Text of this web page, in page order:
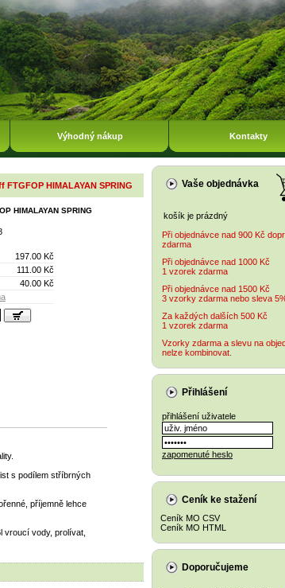
Výhodný nákup Kontakty
FTGFOP HIMALAYAN SPRING
HIMALAYAN SPRING
197.00 Kč
111.00 Kč
40.00 Kč
s podílem stříbrných
příjemně lehce
vroucí vody, prolívat,
Vaše objednávka
košík je prázdný
Při objednávce nad 900 Kč
zdarma
Při objednávce nad 1000 Kč
1 vzorek zdarma
Při objednávce nad 1500 Kč
3 vzorky zdarma nebo sleva
Za každých dalších 500 Kč
1 vzorek zdarma
Vzorky zdarma a slevu na
nelze kombinovat.
Přihlášení
přihlášení uživatele
zapomenuté heslo
Ceník ke stažení
Ceník MO CSV
Ceník MO HTML
Doporučujeme